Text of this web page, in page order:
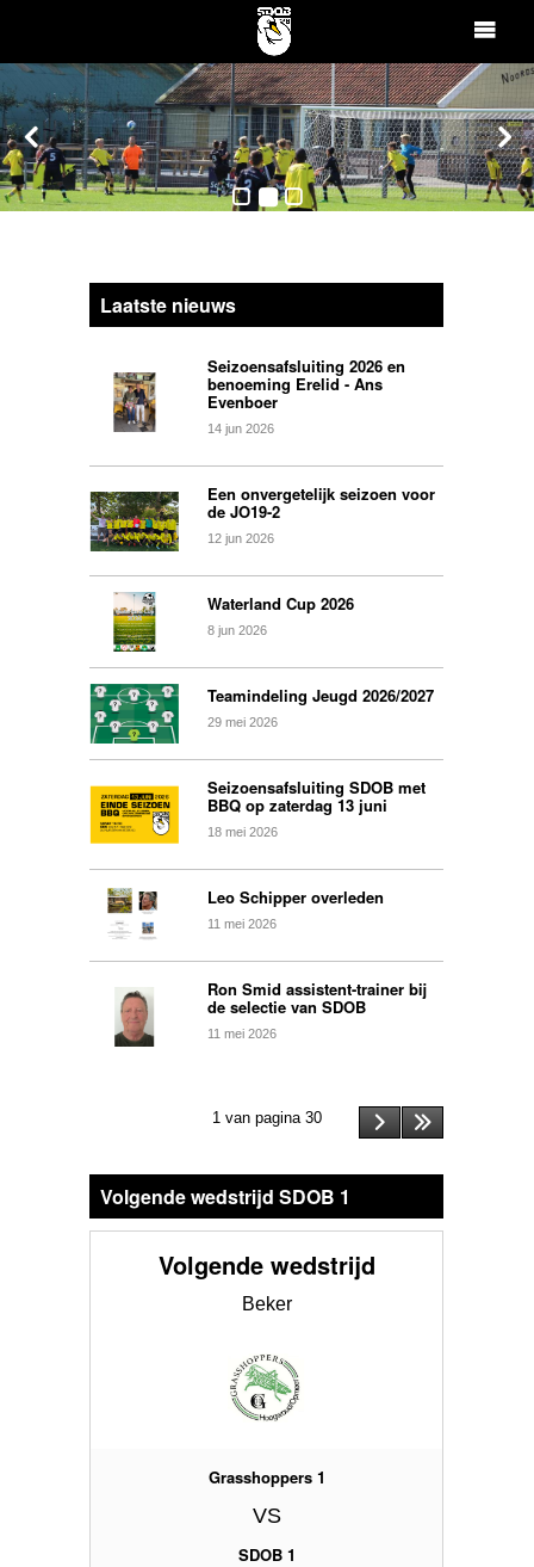
Laatste nieuws
Seizoensafsluiting 2026 en
benoeming Erelid - Ans
Evenboer
14 jun 2026
Een onvergetelijk seizoen voor
de JO19-2
12 jun 2026
Waterland Cup 2026
8 jun 2026
Teamindeling Jeugd 2026/2027
29 mei 2026
Seizoensafsluiting SDOB met
BBQ op zaterdag 13 juni
18 mei 2026
Leo Schipper overleden
11 mei 2026
Ron Smid assistent-trainer bij
de selectie van SDOB
11 mei 2026
1 van pagina 30
Volgende wedstrijd SDOB 1
Volgende wedstrijd
Beker
Grasshoppers 1
VS
SDOB 1